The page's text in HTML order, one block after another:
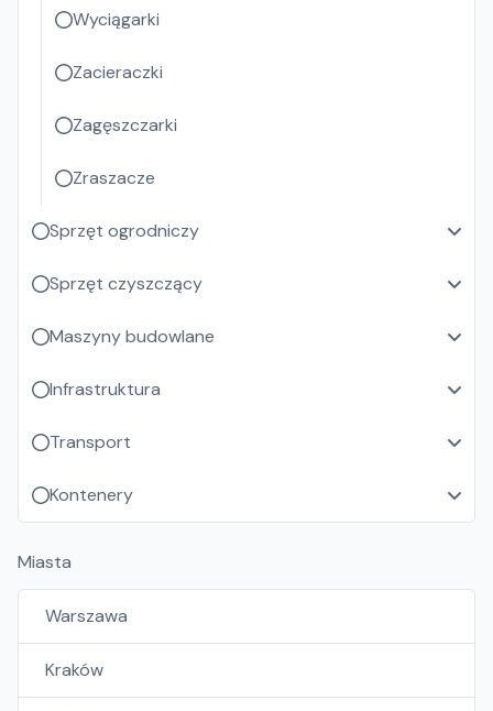
Wyciągarki
Zacieraczki
Zagęszczarki
Zraszacze
Sprzęt ogrodniczy
Sprzęt czyszczący
Maszyny budowlane
Infrastruktura
Transport
Kontenery
Miasta
Warszawa
Kraków